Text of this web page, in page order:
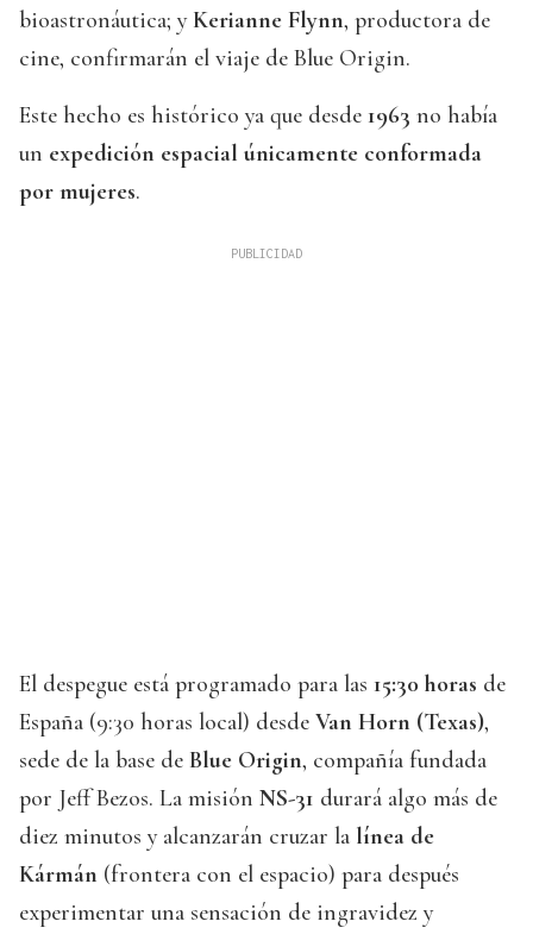
bioastronáutica; yKerianne Flynn, productora de
cine, confirmarán el viaje de Blue Origin.
Este hecho es histórico ya que desde 1963 no había
un expedición espacial únicamente conformada
por mujeres.
El despegue está programado para las 15:30 horas de
España (9:30 horas local) desde Van Horn (Texas),
sede de la base de Blue Origin, compañía fundada
por Jeff Bezos. La misión NS-31 durará algo más de
diez minutos y alcanzarán cruzar la línea de
Kármán (frontera con el espacio) para después
experimentar una sensación de ingravidez y